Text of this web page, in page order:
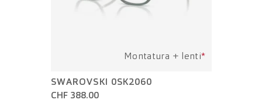
Montatura + lenti*
SWAROVSKI 0SK2060
CHF 388.00